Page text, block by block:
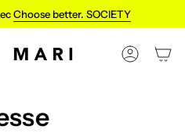
Choose better. SOCIETY
COMPTE